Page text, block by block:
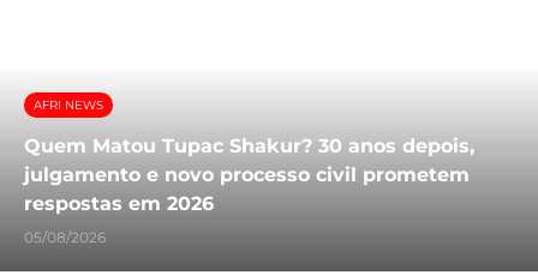
AFRI NEWS
Quem Matou Tupac Shakur? 30 anos depois,
julgamento e novo processo civil prometem
respostas em 2026
05/08/2026